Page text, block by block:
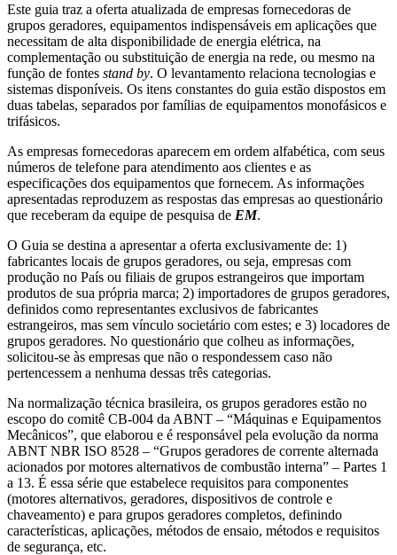
Este guia traz a oferta atualizada de empresas fornecedoras de
grupos geradores, equipamentos indispensáveis em aplicações que
necessitam de alta disponibilidade de energia elétrica, na
complementação ou substituição de energia na rede, ou mesmo na
função de fontes stand by. O levantamento relaciona tecnologias e
sistemas disponíveis. Os itens constantes do guia estão dispostos em
duas tabelas, separados por famílias de equipamentos monofásicos e
trifásicos.
As empresas fornecedoras aparecem em ordem alfabética, com seus
números de telefone para atendimento aos clientes e as
especificações dos equipamentos que fornecem. As informações
apresentadas reproduzem as respostas das empresas ao questionário
que receberam da equipe de pesquisa de EM.
O Guia se destina a apresentar a oferta exclusivamente de: 1)
fabricantes locais de grupos geradores, ou seja, empresas com
produção no País ou filiais de grupos estrangeiros que importam
produtos de sua própria marca; 2) importadores de grupos geradores,
definidos como representantes exclusivos de fabricantes
estrangeiros, mas sem vínculo societário com estes; e 3) locadores de
grupos geradores. No questionário que colheu as informações,
solicitou-se às empresas que não o respondessem caso não
pertencessem a nenhuma dessas três categorias.
Na normalização técnica brasileira, os grupos geradores estão no
escopo do comitê CB-004 da ABNT – “Máquinas e Equipamentos
Mecânicos”, que elaborou e é responsável pela evolução da norma
ABNT NBR ISO 8528 – “Grupos geradores de corrente alternada
acionados por motores alternativos de combustão interna” – Partes 1
a 13. É essa série que estabelece requisitos para componentes
(motores alternativos, geradores, dispositivos de controle e
chaveamento) e para grupos geradores completos, definindo
características, aplicações, métodos de ensaio, métodos e requisitos
de segurança, etc.